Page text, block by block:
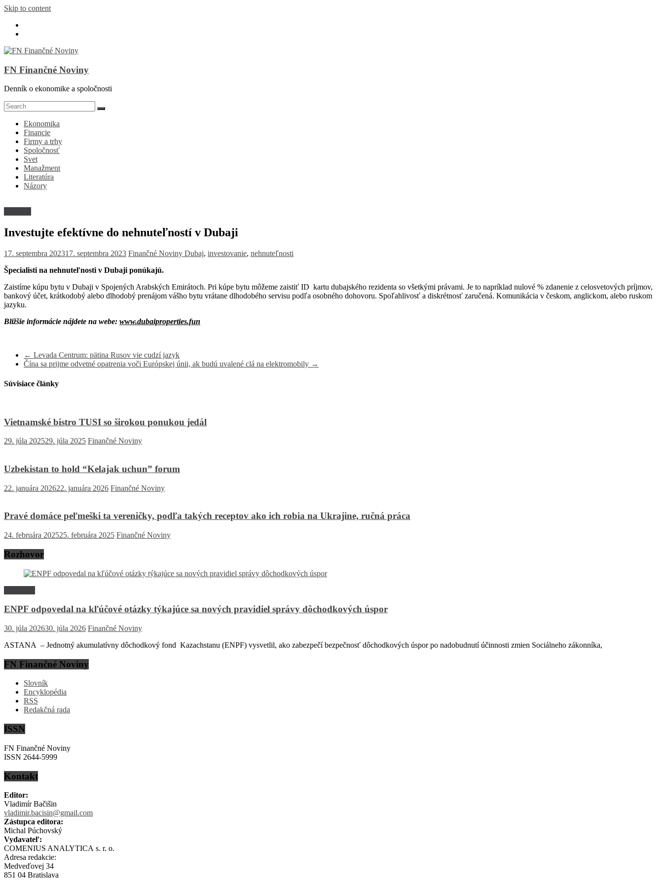
Skip to content
FN Finančné Noviny
Denník o ekonomike a spoločnosti
Ekonomika
Financie
Firmy a trhy
Spoločnosť
Svet
Manažment
Literatúra
Názory
Investujte efektívne do nehnuteľností v Dubaji
17. septembra 202317. septembra 2023 Finančné Noviny Dubaj, investovanie, nehnuteľnosti
Špecialisti na nehnuteľnosti v Dubaji ponúkajú.
Zaistíme kúpu bytu v Dubaji v Spojených Arabských Emirátoch. Pri kúpe bytu môžeme zaistiť ID kartu dubajského rezidenta so všetkými právami. Je to napríklad nulové % zdanenie z celosvetových príjmov,
bankový účet, krátkodobý alebo dlhodobý prenájom vášho bytu vrátane dlhodobého servisu podľa osobného dohovoru. Spoľahlivosť a diskrétnosť zaručená. Komunikácia v českom, anglickom, alebo ruskom
jazyku.
Bližšie informácie nájdete na webe: www.dubaiproperties.fun
← Levada Centrum: pätina Rusov vie cudzí jazyk
Čína sa prijme odvetné opatrenia voči Európskej únii, ak budú uvalené clá na elektromobily →
Súvisiace články
Vietnamské bistro TUSI so širokou ponukou jedál
29. júla 202529. júla 2025 Finančné Noviny
Uzbekistan to hold “Kelajak uchun” forum
22. januára 202622. januára 2026 Finančné Noviny
Pravé domáce peľmeški ta vereničky, podľa takých receptov ako ich robia na Ukrajine, ručná práca
24. februára 202525. februára 2025 Finančné Noviny
Rozhovor
ENPF odpovedal na kľúčové otázky týkajúce sa nových pravidiel správy dôchodkových úspor
30. júla 202630. júla 2026 Finančné Noviny
ASTANA – Jednotný akumulatívny dôchodkový fond Kazachstanu (ENPF) vysvetlil, ako zabezpečí bezpečnosť dôchodkových úspor po nadobudnutí účinnosti zmien Sociálneho zákonníka,
FN Finančné Noviny
Slovník
Encyklopédia
RSS
Redakčná rada
ISSN
FN Finančné Noviny
ISSN 2644-5999
Kontakt
Editor:
Vladimír Bačišin
vladimir.bacisin@gmail.com
Zástupca editora:
Michal Púchovský
Vydavateľ:
COMENIUS ANALYTICA s. r. o.
Adresa redakcie:
Medveďovej 34
851 04 Bratislava